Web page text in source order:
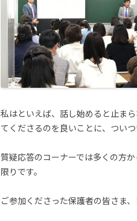
私はといえば、話し始めると止ま
てくださるのを良いことに、つい
質疑応答のコーナーでは多くの方
限りです。
ご参加くださった保護者の皆さま